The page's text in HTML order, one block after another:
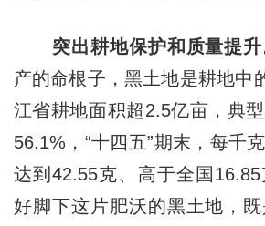
突出耕地保护和质量提
产的命根子，黑土地是耕地中
江省耕地面积超2.5亿亩，典
56.1%，“十四五”期末，每千
达到42.55克、高于全国
好脚下这片肥沃的黑土地，